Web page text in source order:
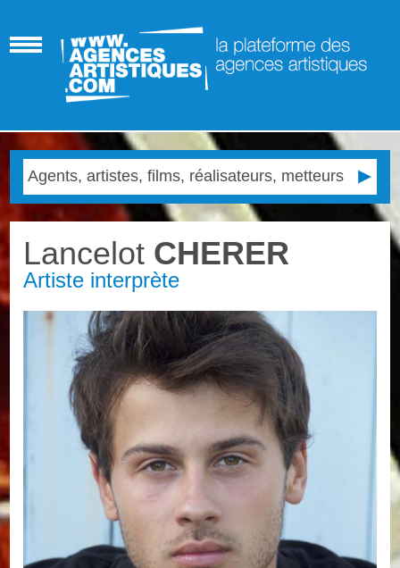
Lancelot CHERER
Artiste interprète